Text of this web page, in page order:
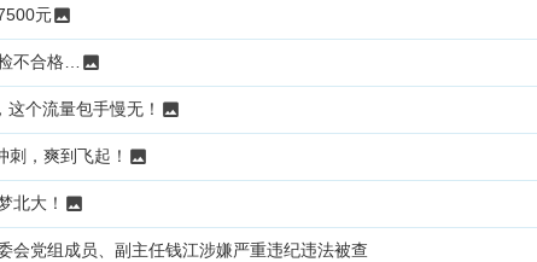
元
不合格…
这个流量包手慢无！
，爽到飞起！
北大！
会党组成员、副主任钱江涉嫌严重违纪违法被查